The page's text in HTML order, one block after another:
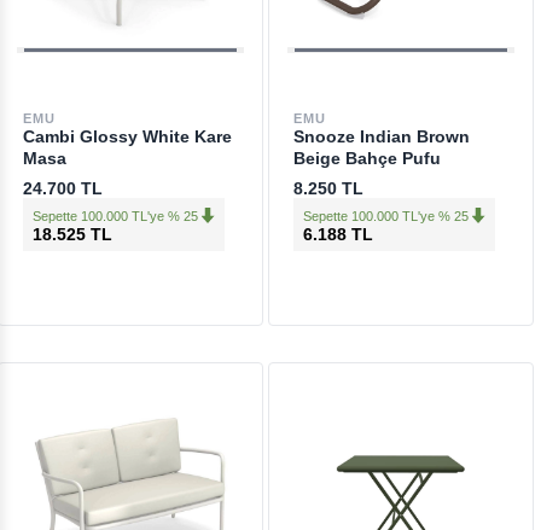
EMU
Cambi Glossy White Kare
Masa
24.700 TL
Sepette 100.000 TL'ye % 25
18.525 TL
EMU
Snooze Indian Brown
Beige Bahçe Pufu
8.250 TL
Sepette 100.000 TL'ye % 25
6.188 TL